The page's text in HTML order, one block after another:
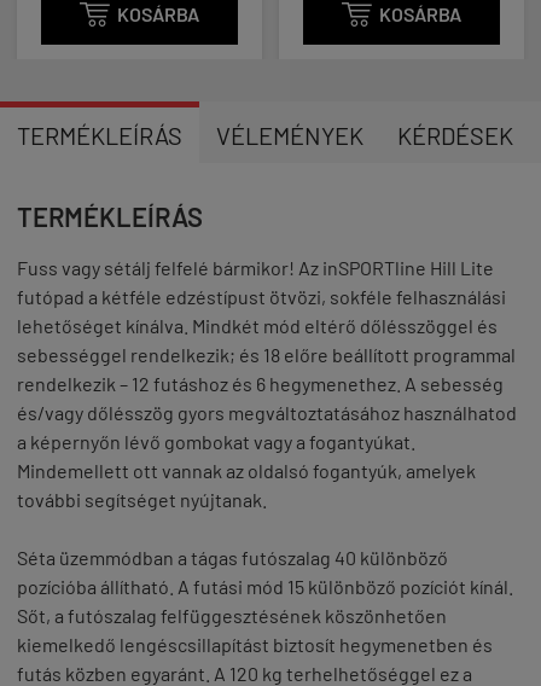
 KOSÁRBA  KOSÁRBA
TERMÉKLEÍRÁS VÉLEMÉNYEK KÉRDÉSEK
TERMÉKLEÍRÁS
Fuss vagy sétálj felfelé bármikor! Az inSPORTline Hill Lite
futópad a kétféle edzéstípust ötvözi, sokféle felhasználási
lehetőséget kínálva. Mindkét mód eltérő dőlésszöggel és
sebességgel rendelkezik; és 18 előre beállított programmal
rendelkezik – 12 futáshoz és 6 hegymenethez. A sebesség
és/vagy dőlésszög gyors megváltoztatásához használhatod
a képernyőn lévő gombokat vagy a fogantyúkat.
Mindemellett ott vannak az oldalsó fogantyúk, amelyek
további segítséget nyújtanak.
Séta üzemmódban a tágas futószalag 40 különböző
pozícióba állítható . A futási mód 15 különböző pozíciót kínál.
Sőt, a futószalag felfüggesztésének köszönhetően
kiemelkedő lengéscsillapítást biztosít hegymenetben és
futás közben egyaránt. A 120 kg terhelhetőséggel ez a